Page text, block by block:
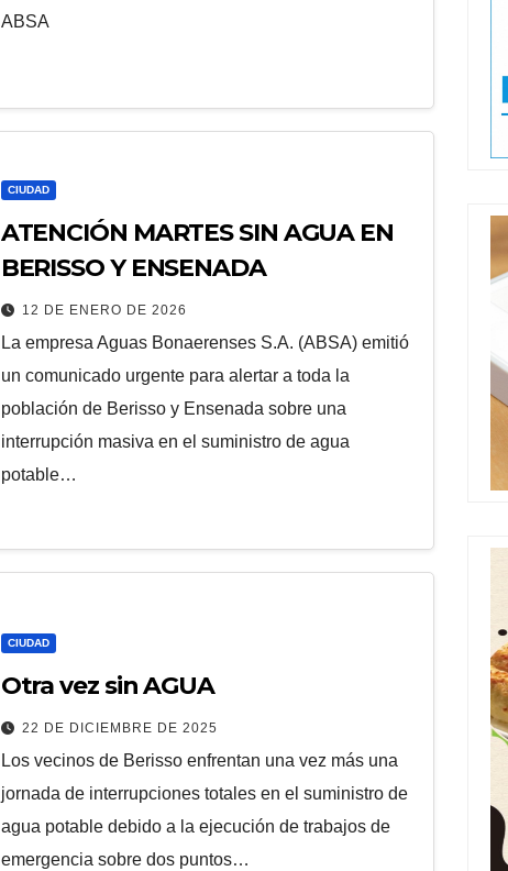
ABSA
CIUDAD
ATENCIÓN MARTES SIN AGUA EN
BERISSO Y ENSENADA
12 DE ENERO DE 2026
La empresa Aguas Bonaerenses S.A. (ABSA) emitió
un comunicado urgente para alertar a toda la
población de Berisso y Ensenada sobre una
interrupción masiva en el suministro de agua
potable…
CIUDAD
Otra vez sin AGUA
22 DE DICIEMBRE DE 2025
Los vecinos de Berisso enfrentan una vez más una
jornada de interrupciones totales en el suministro de
agua potable debido a la ejecución de trabajos de
emergencia sobre dos puntos…